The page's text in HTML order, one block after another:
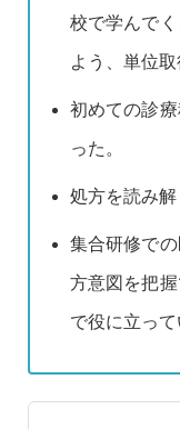
校で学んで
よう、単位
初めての診
った。
処方を読み解
集合研修で
方意図を把
で役に立って